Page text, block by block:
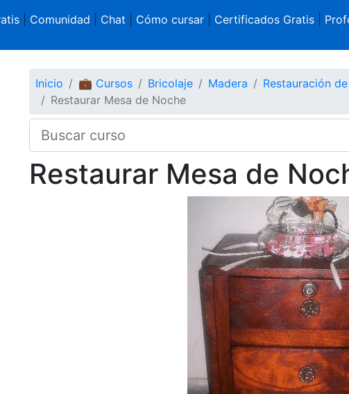
Comunidad Chat Cómo cursar| Certificados Gratis|
Inicio 💼 Cursos Bricolaje Madera
Restauración
Restaurar Mesa de Noche
Restaurar Mesa de